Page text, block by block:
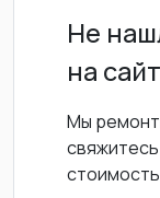
Не
на
Мы
стоимость